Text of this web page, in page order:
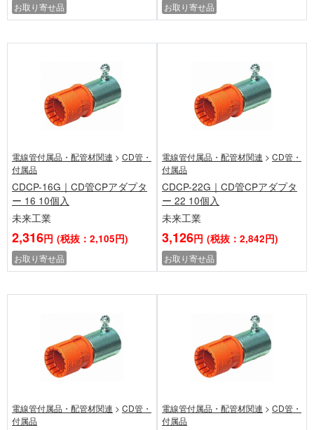
お取り寄せ品 お取り寄せ品
電線管付属品・配管材関連 > CD管・
付属品
CDCP-16G｜CD管CPアダプタ
ー 16 10個入
未来工業
2,316円 (税抜：2,105円)
お取り寄せ品
電線管付属品・配管材関連 > CD管・
付属品
CDCP-22G｜CD管CPアダプタ
ー 22 10個入
未来工業
3,126円 (税抜：2,842円)
お取り寄せ品
電線管付属品・配管材関連 > CD管・
付属品
電線管付属品・配管材関連 > CD管・
付属品